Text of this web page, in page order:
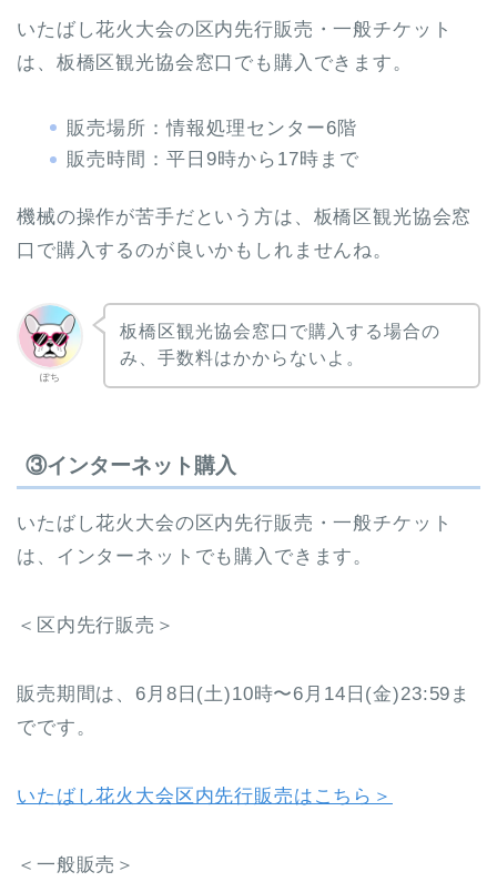
いたばし花火大会の区内先行販売・一般チケット
は、板橋区観光協会窓口でも購入できます。
販売場所：情報処理センター6階
販売時間：平日9時から17時まで
機械の操作が苦手だという方は、板橋区観光協会窓
口で購入するのが良いかもしれませんね。
ぽち
板橋区観光協会窓口で購入する場合の
み、手数料はかからないよ。
③インターネット購入
いたばし花火大会の区内先行販売・一般チケット
は、インターネットでも購入できます。
＜区内先行販売＞
販売期間は、6月8日(土)10時〜6月14日(金)23:59ま
でです。
いたばし花火大会区内先行販売はこちら＞
＜一般販売＞